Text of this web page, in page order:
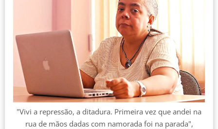
"Vivi a repressão, a ditadura. Primeira vez que andei na
rua de mãos dadas com namorada foi na parada",